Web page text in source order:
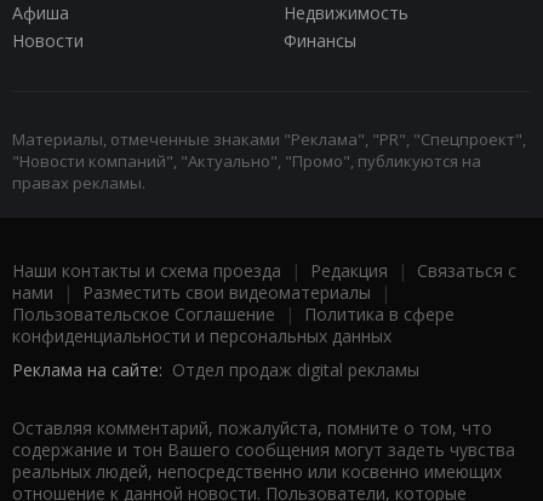
Афиша
Недвижимость
Новости
Финансы
Материалы, отмеченные знаками "Реклама", "PR", "Спецпроект",
"Новости компаний", "Актуально", "Промо", публикуются на
правах рекламы.
Наши контакты и схема проезда | Редакция | Связаться с
нами | Разместить свои видеоматериалы |
Пользовательское Соглашение |
Политика в сфере
конфиденциальности и персональных данных
Реклама на сайте: Отдел продаж digital рекламы
Оставляя комментарий, пожалуйста, помните о том, что
содержание и тон Вашего сообщения могут задеть чувства
реальных людей, непосредственно или косвенно имеющих
отношение к данной новости. Пользователи, которые